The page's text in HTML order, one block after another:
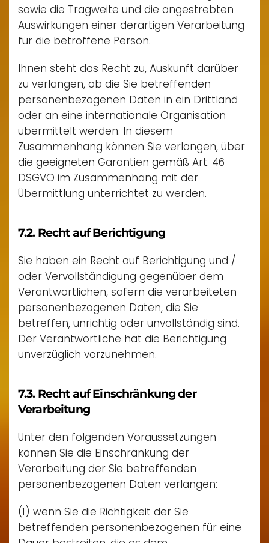
sowie die Tragweite und die angestrebten
Auswirkungen einer derartigen Verarbeitung
für die betroffene Person.
Ihnen steht das Recht zu, Auskunft darüber
zu verlangen, ob die Sie betreffenden
personenbezogenen Daten in ein Drittland
oder an eine internationale Organisation
übermittelt werden. In diesem
Zusammenhang können Sie verlangen, über
die geeigneten Garantien gemäß Art. 46
DSGVO im Zusammenhang mit der
Übermittlung unterrichtet zu werden.
7.2. Recht auf Berichtigung
Sie haben ein Recht auf Berichtigung und /
oder Vervollständigung gegenüber dem
Verantwortlichen, sofern die verarbeiteten
personenbezogenen Daten, die Sie
betreffen, unrichtig oder unvollständig sind.
Der Verantwortliche hat die Berichtigung
unverzüglich vorzunehmen.
7.3. Recht auf Einschränkung der
Verarbeitung
Unter den folgenden Voraussetzungen
können Sie die Einschränkung der
Verarbeitung der Sie betreffenden
personenbezogenen Daten verlangen:
(1) wenn Sie die Richtigkeit der Sie
betreffenden personenbezogenen für eine